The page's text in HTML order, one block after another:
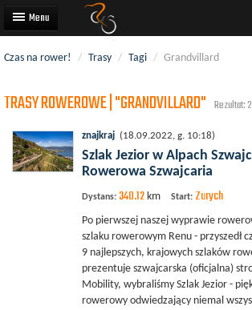
Trasy rowerowe
Wyścigi rowerowe
Użytkownicy
Czas na rower! / Trasy / Tagi / Grandvillard
TRASY ROWEROWE | "GRANDVILLARD" Rezultat:
znajkraj (18.09.2022, g. 10:18)
Szlak Jezior w Alpach
Rowerowa Szwajcaria
Dystans: 340.12 km Start: Zurych
Po pierwszej naszej wyprawie
szlaku rowerowym Renu - przyszedł
9 najlepszych, krajowych szlaków
prezentuje szwajcarska (oficjalna)
Mobility, wybraliśmy Szlak Jezior -
rowerowy odwiedzający niemal